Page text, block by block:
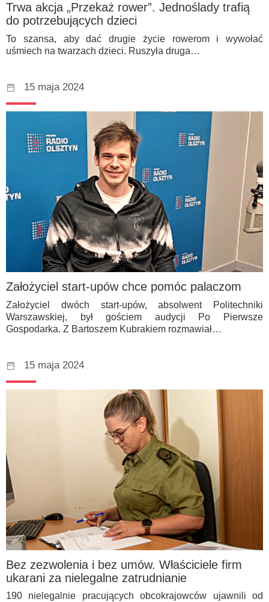
Trwa akcja „Przekaż rower”. Jednoślady trafią
do potrzebujących dzieci
To szansa, aby dać drugie życie rowerom i wywołać
uśmiech na twarzach dzieci. Ruszyła druga…
15 maja 2024
Założyciel start-upów chce pomóc palaczom
Założyciel dwóch start-upów, absolwent Politechniki
Warszawskiej, był gościem audycji Po Pierwsze
Gospodarka. Z Bartoszem Kubrakiem rozmawiał…
15 maja 2024
Bez zezwolenia i bez umów. Właściciele firm
ukarani za nielegalne zatrudnianie
190 nielegalnie pracujących obcokrajowców ujawnili od